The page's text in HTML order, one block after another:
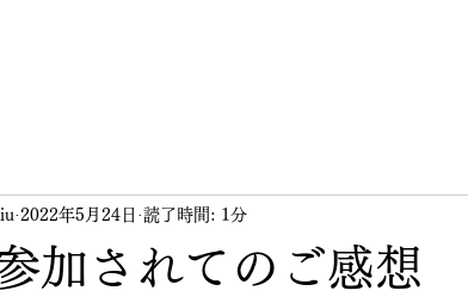
加されてのご感想
2022年5月24日 読了時間: 1分